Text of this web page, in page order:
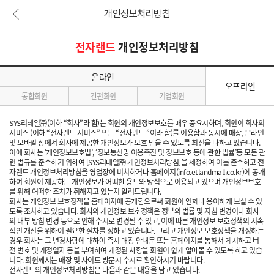
본문 바로가기
개인정보처리방침
전자랜드개인정보처리방침
온라인
오프라인
통합회원 간편회원 기업회원
SYS리테일㈜(이하 “회사”라 함)는 회원의 개인정보보호를 매우 중요시하며, 회원이 회사의
서비스 (이하 “전자랜드 서비스” 또는 “전자랜드 ”이라 함)를 이용함과 동시에 매장, 온라인
및 모바일 상에서 회사에 제공한 개인정보가 보호 받을 수 있도록 최선을 다하고 있습니다.
이에 회사는 ‘개인정보보호법’, ‘정보통신망 이용촉진 및 정보보호 등에 관한 법률’등 모든 관
련 법규를 준수하기 위하여 [SYS리테일㈜ 개인정보처리방침]을 제정하여 이를 준수하고 전
자랜드 개인정보처리방침을 영업장에 비치하거나 홈페이지(info.etlandmall.co.kr)에 공개
하여 회원이 제공하는 개인정보가 어떠한 용도와 방식으로 이용되고 있으며 개인정보보호
를 위해 어떠한 조치가 취해지고 있는지 알려드립니다.
회사는 개인정보 보호정책을 홈페이지에 공개함으로써 회원이 언제나 용이하게 보실 수 있
도록 조치하고 있습니다. 회사의 개인정보 보호정책은 정부의 법률 및 지침 변경이나 회사
의 내부 방침 변경 등으로 인해 수시로 변경될 수 있고, 이에 따른 개인정보 보호정책의 지속
적인 개선을 위하여 필요한 절차를 정하고 있습니다. 그리고 개인정보 보호정책을 개정하는
경우 회사는 그 변경사항에 대하여 즉시 매장 안내문 또는 홈페이지를 통해서 게시하고 버
전 번호 및 개정일자 등을 부여하여 개정된 사항을 회원이 쉽게 알아볼 수 있도록 하고 있습
니다. 회원께서는 매장 및 사이트 방문시 수시로 확인하시기 바랍니다.
전자랜드의 개인정보처리방침은 다음과 같은 내용을 담고 있습니다.